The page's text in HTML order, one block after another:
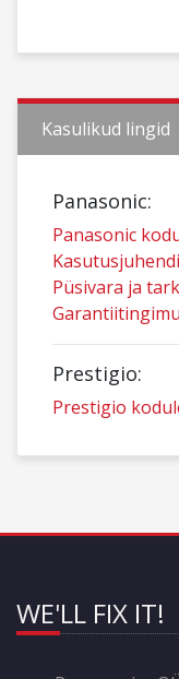
Kasulikud lingid
Panasonic:
Panasonic
Püsivara ja
Prestigio:
Prestigio
WE'LL FIX IT!